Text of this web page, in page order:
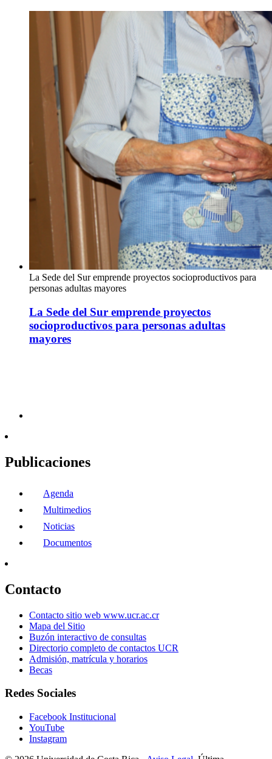
La Sede del Sur emprende proyectos socioproductivos para
personas adultas mayores
La Sede del Sur emprende proyectos
socioproductivos para personas adultas
mayores
Publicaciones
Agenda
Multimedios
Noticias
Documentos
Contacto
Contacto sitio web www.ucr.ac.cr
Mapa del Sitio
Buzón interactivo de consultas
Directorio completo de contactos UCR
Admisión, matrícula y horarios
Becas
Redes Sociales
Facebook Institucional
YouTube
Instagram